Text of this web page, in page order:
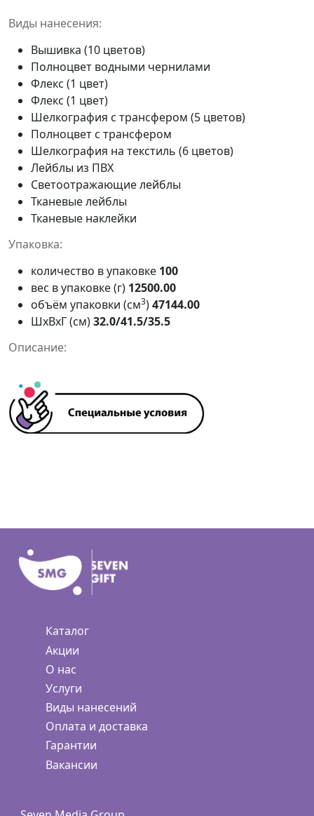
Виды нанесения:
Вышивка (10 цветов)
Полноцвет водными чернилами
Флекс (1 цвет)
Флекс (1 цвет)
Шелкография с трансфером (5 цветов)
Полноцвет с трансфером
Шелкография на текстиль (6 цветов)
Лейблы из ПВХ
Светоотражающие лейблы
Тканевые лейблы
Тканевые наклейки
Упаковка:
количество в упаковке 100
вес в упаковке (г) 12500.00
объём упаковки (см3)47144.00
ШxВxГ (см)32.0/41.5/35.5
Описание:
Каталог
Акции
О нас
Услуги
Виды нанесений
Оплата и доставка
Гарантии
Вакансии